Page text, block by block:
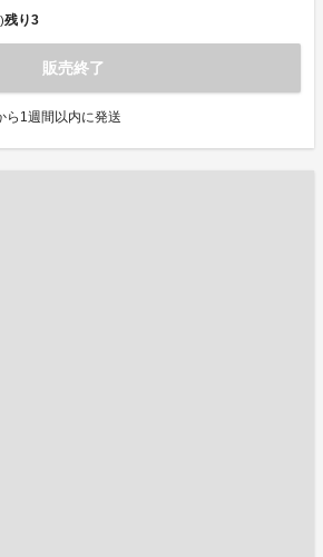
残り3
販売終了
ら1週間以内に発送